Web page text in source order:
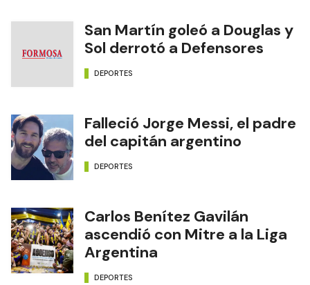
San Martín goleó a Douglas y
Sol derrotó a Defensores
DEPORTES
Falleció Jorge Messi, el padre
del capitán argentino
DEPORTES
Carlos Benítez Gavilán
ascendió con Mitre a la Liga
Argentina
DEPORTES